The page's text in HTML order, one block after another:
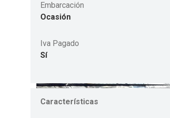
Embarcación
Ocasión
Iva Pagado
Sí
Características